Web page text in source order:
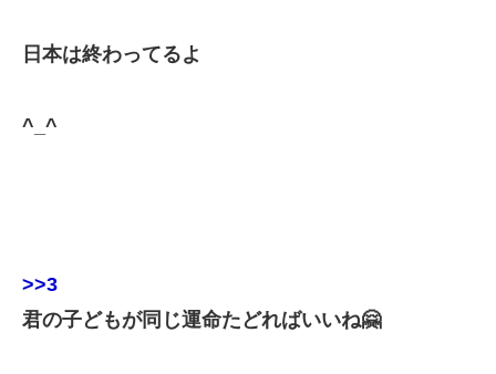
日本は終わってるよ
^_^
>>3
君の子どもが同じ運命たどればいいね🤗